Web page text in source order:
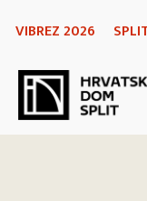
VIBREZ 2026